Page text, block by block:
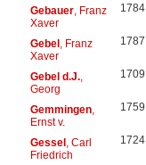
Gebauer, Franz
Xaver
1784
Gebel, Franz
Xaver
1787
Gebel d.J.,
Georg
1709
Gemmingen,
Ernst v.
1759
Gessel, Carl
Friedrich
1724